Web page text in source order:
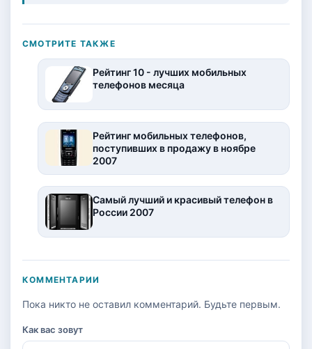
СМОТРИТЕ ТАКЖЕ
Рейтинг 10 - лучших мобильных
телефонов месяца
Рейтинг мобильных телефонов,
поступивших в продажу в ноябре
2007
Самый лучший и красивый телефон в
России 2007
КОММЕНТАРИИ
Пока никто не оставил комментарий. Будьте первым.
Как вас зовут